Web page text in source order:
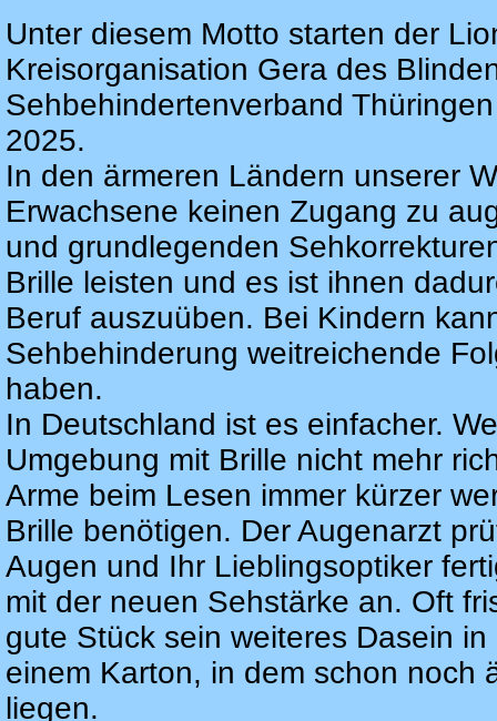
Unter diesem Motto starten der
Kreisorganisation Gera des
Sehbehindertenverband
2025.
In den ärmeren Ländern unserer
Erwachsene keinen Zugang zu
und grundlegenden
Brille leisten und es ist ihnen
Beruf auszuüben. Bei Kindern
Sehbehinderung weitreichende
haben.
In Deutschland ist es einfacher.
Umgebung mit Brille nicht mehr
Arme beim Lesen immer kürzer
Brille benötigen. Der Augenarzt
Augen und Ihr Lieblingsoptiker
mit der neuen Sehstärke an. Oft
gute Stück sein weiteres Dasein
einem Karton, in dem schon noch
liegen.